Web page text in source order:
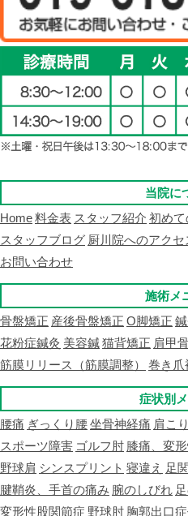
当院に
Home料金表 スタッフ紹介 初め
スタッフブログ 厨川院へのアクセ
お問い合わせ
施術メ
骨盤矯正 産後骨盤矯正 O脚矯正
花粉症鍼灸 美容鍼猫背矯正 肩甲
筋膜リリース（筋膜調整）
巻き爪
症状別
腰痛 ぎっくり腰坐骨神経痛 肩こり
スポーツ障害 ゴルフ肘 膝痛、変
野球肩 シンスプリント 寝違え 足
腱鞘炎、手首の痛み 腕のしびれ
変形性股関節症 野球肘 胸郭出口